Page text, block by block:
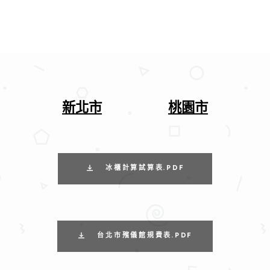
新北市 桃園市
冰櫃計算試算表.PDF
台北市殯儀館規費表.PDF